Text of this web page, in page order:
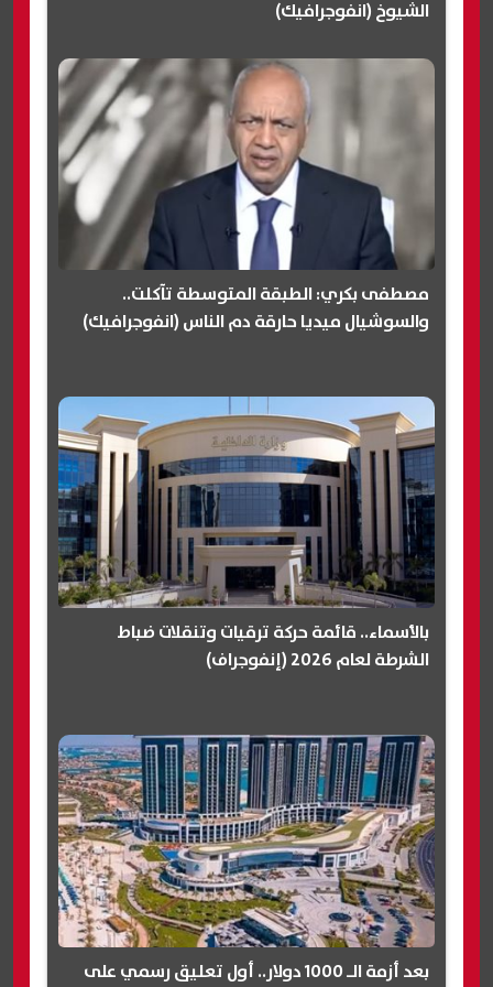
الشيوخ (انفوجرافيك)
مصطفى بكري: الطبقة المتوسطة تآكلت..
والسوشيال ميديا حارقة دم الناس (انفوجرافيك)
بالأسماء.. قائمة حركة ترقيات وتنقلات ضباط
الشرطة لعام 2026 (إنفوجراف)
بعد أزمة الـ 1000 دولار.. أول تعليق رسمي على